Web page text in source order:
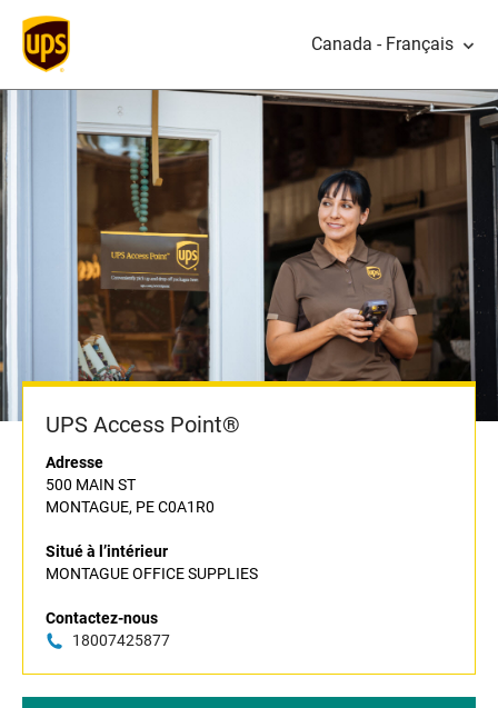
Canada - Français
UPS Access Point®
Adresse
500 MAIN ST
MONTAGUE, PE C0A1R0
Situé à l’intérieur
MONTAGUE OFFICE SUPPLIES
Contactez-nous
18007425877